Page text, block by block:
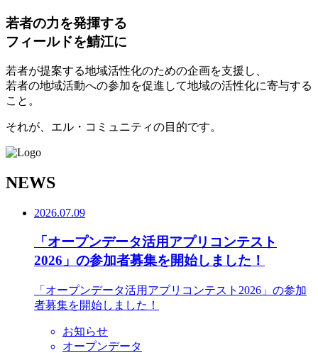
若者の力を発揮する
フィールドを鯖江に
若者が提案する地域活性化のための企画を支援し、
若者の地域活動への参加を促進して地域の活性化に寄与する
こと。
それが、エル・コミュニティの目的です。
NEWS
2026.07.09
「オープンデータ活用アプリコンテスト
2026」の参加者募集を開始しました！
「オープンデータ活用アプリコンテスト2026」の参加
者募集を開始しました！
お知らせ
オープンデータ